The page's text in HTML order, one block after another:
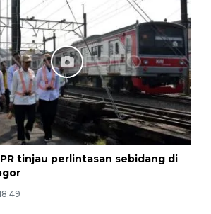
tinjau perlintasan sebidang di